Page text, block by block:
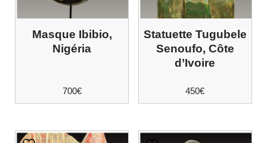
Masque Ibibio,
Nigéria
700€
Statuette Tugubele
Senoufo, Côte
d’Ivoire
450€